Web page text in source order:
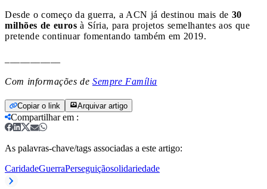
Desde o começo da guerra, a ACN já destinou mais de 30
milhões de euros à Síria, para projetos semelhantes aos que
pretende continuar fomentando também em 2019.
Com informações de Sempre Família
Copiar o link Arquivar artigo
Compartilhar em :
As palavras-chave/tags associadas a este artigo:
CaridadeGuerraPerseguiçãosolidariedade